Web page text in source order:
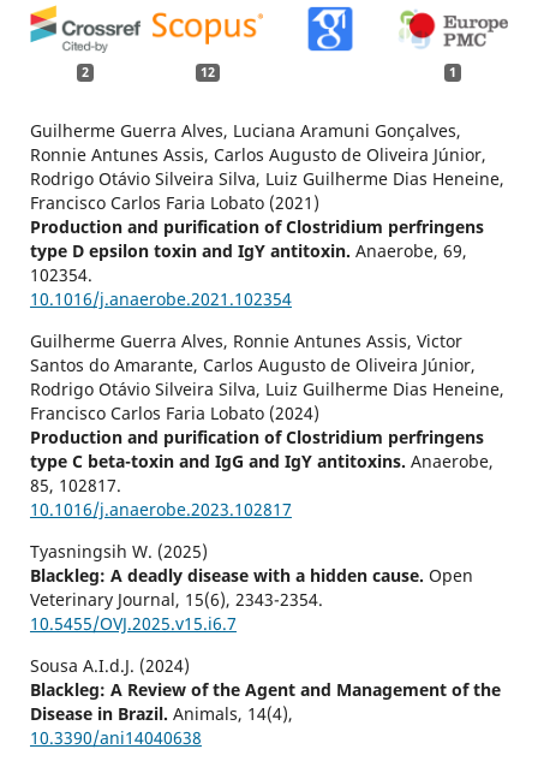
2 12 1
Guilherme Guerra Alves, Luciana Aramuni Gonçalves,
Ronnie Antunes Assis, Carlos Augusto de Oliveira Júnior,
Rodrigo Otávio Silveira Silva, Luiz Guilherme Dias Heneine,
Francisco Carlos Faria Lobato (2021)
Production and purification of Clostridium perfringens
type D epsilon toxin and IgY antitoxin. Anaerobe, 69,
102354.
10.1016/j.anaerobe.2021.102354
Guilherme Guerra Alves, Ronnie Antunes Assis, Victor
Santos do Amarante, Carlos Augusto de Oliveira Júnior,
Rodrigo Otávio Silveira Silva, Luiz Guilherme Dias Heneine,
Francisco Carlos Faria Lobato (2024)
Production and purification of Clostridium perfringens
type C beta-toxin and IgG and IgY antitoxins. Anaerobe,
85, 102817.
10.1016/j.anaerobe.2023.102817
Tyasningsih W. (2025)
Blackleg: A deadly disease with a hidden cause. Open
Veterinary Journal, 15(6), 2343-2354.
10.5455/OVJ.2025.v15.i6.7
Sousa A.I.d.J. (2024)
Blackleg: A Review of the Agent and Management of the
Disease in Brazil. Animals, 14(4),
10.3390/ani14040638